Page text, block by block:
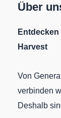
Über
Harvest
Von
verbinden
Deshalb